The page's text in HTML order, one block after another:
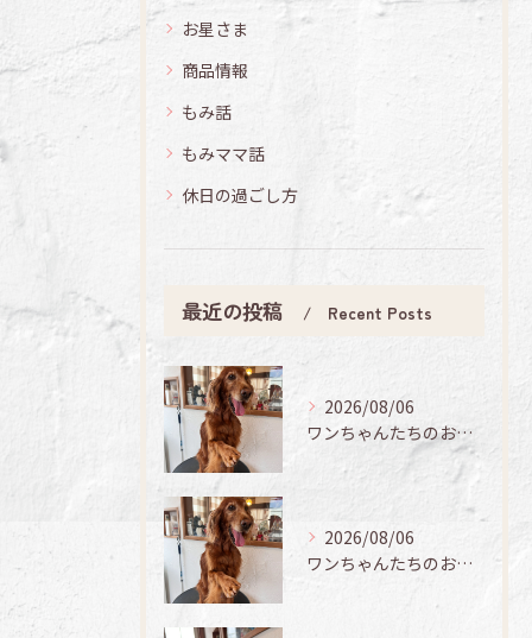
お星さま
商品情報
もみ話
もみママ話
休日の過ごし方
最近の投稿 Recent Posts
2026/08/06
ワンちゃんたちのお手入れ日記🐶✨
2026/08/06
ワンちゃんたちのお手入れ日記🐶✨